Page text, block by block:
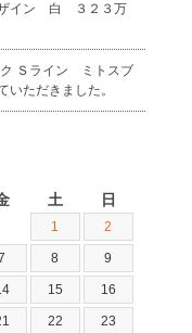
ザイン 白 ３２３万
Ｓライン ミトスブ
ただきました。
土 日
1 2
8 9
15 16
22 23